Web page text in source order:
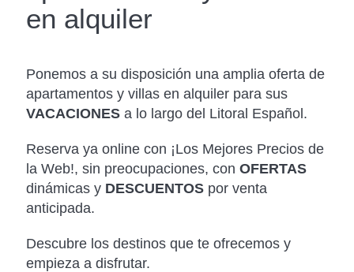
en alquiler
Ponemos a su disposición una amplia oferta de
apartamentos y villas en alquiler para sus
VACACIONESa lo largo del Litoral Español.
Reserva ya online con ¡Los Mejores Precios de
la Web!, sin preocupaciones, con OFERTAS
dinámicas y DESCUENTOSpor venta
anticipada.
Descubre los destinos que te ofrecemos y
empieza a disfrutar.